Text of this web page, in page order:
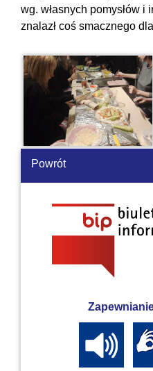
wg. własnych pomysłów i
znalazł coś smacznego
Powrót